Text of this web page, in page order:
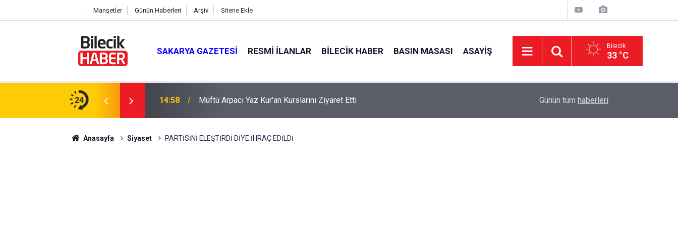
Manşetler Günün Haberleri Arşiv Sitene Ekle
SAKARYA GAZETESI RESMI İLANLAR BILECIK HABER BASIN MASASI ASAYIŞ Bilecik
33 °C
24 14:58 Müftü Arpacı Yaz Kur'an Kurslarını Ziyaret Etti Kaymakam Titiz, İncelemelerde Bulundu
Günün tüm haberleri
Anasayfa Siyaset PARTİSİNİ ELEŞTİRDİ DİYE İHRAÇ EDİLDİ